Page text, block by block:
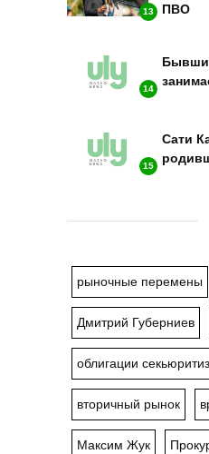
13
ПВО
14
15
Сати
рыночные перемены
Дмитрий Губерниев
облигации
вторичный рынок
Максим Жук